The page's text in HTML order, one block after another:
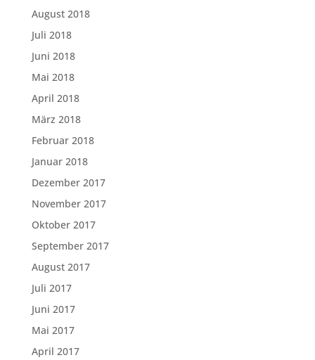
August 2018
Juli 2018
Juni 2018
Mai 2018
April 2018
März 2018
Februar 2018
Januar 2018
Dezember 2017
November 2017
Oktober 2017
September 2017
August 2017
Juli 2017
Juni 2017
Mai 2017
April 2017